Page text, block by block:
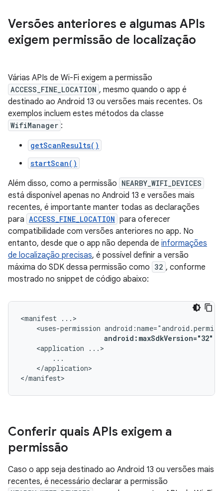
Versões anteriores e algumas APIs
exigem permissão de localização
Várias APIs de Wi-Fi exigem a permissão
ACCESS_FINE_LOCATION , mesmo quando o app é
destinado ao Android 13 ou versões mais recentes. Os
exemplos incluem estes métodos da classe
WifiManager :
getScanResults()
startScan()
Além disso, como a permissão NEARBY_WIFI_DEVICES
está disponível apenas no Android 13 e versões mais
recentes, é importante manter todas as declarações
para ACCESS_FINE_LOCATION para oferecer
compatibilidade com versões anteriores no app. No
entanto, desde que o app não dependa de informações
de localização precisas, é possível definir a versão
máxima do SDK dessa permissão como 32 , conforme
mostrado no snippet de código abaixo:
<manifest
<uses-permission
android:maxSdkVersion="32"
<application
</application>
</manifest>
Conferir quais APIs exigem a
permissão
Caso o app seja destinado ao Android 13 ou versões mais
recentes, é necessário declarar a permissão